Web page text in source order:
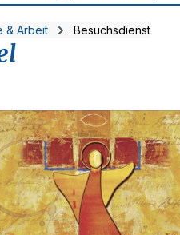
& Arbeit Besuchsdienst